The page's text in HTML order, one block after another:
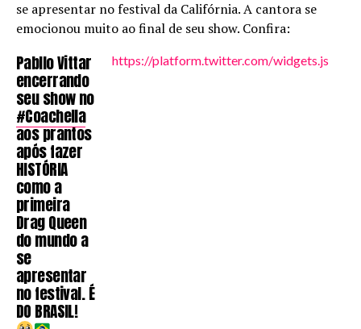
se apresentar no festival da Califórnia. A cantora se
emocionou muito ao final de seu show. Confira:
Pabllo Vittar
encerrando
seu show no
#Coachella
aos prantos
após fazer
HISTÓRIA
como a
primeira
Drag Queen
do mundo a
se
apresentar
no festival. É
DO BRASIL!
https://platform.twitter.com/widgets.js